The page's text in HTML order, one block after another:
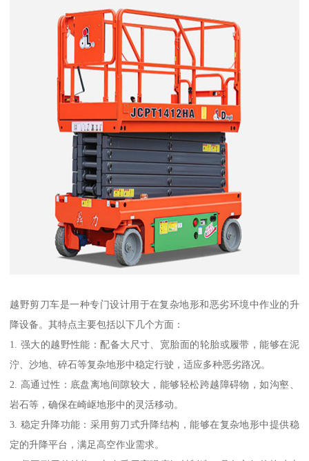
越野剪刀车是一种专门设计用于在复杂地形和恶劣环境中作业的升
降设备。其特点主要包括以下几个方面：
1. 强大的越野性能：配备大尺寸、宽胎面的轮胎或履带，能够在泥
泞、沙地、碎石等复杂地形中稳定行驶，适应多种恶劣路况。
2. 高通过性：底盘离地间隙较大，能够轻松跨越障碍物，如沟壑、
岩石等，确保在崎岖地形中的灵活移动。
3. 稳定升降功能：采用剪刀式升降结构，能够在复杂地形中提供稳
定的升降平台，满足高空作业需求。